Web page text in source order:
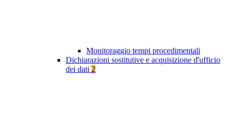
Monitoraggio tempi procedimentali
Dichiarazioni sostitutive e acquisizione d'ufficio
dei dati 2